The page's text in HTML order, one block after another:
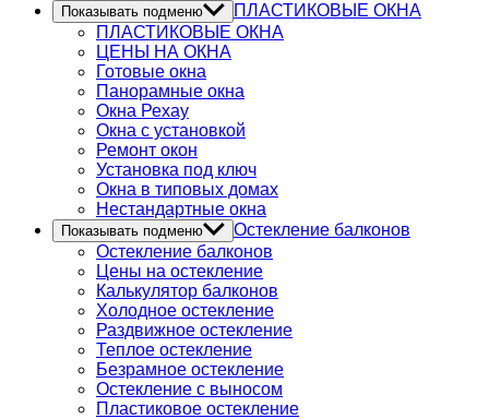
Показывать подменю
ПЛАСТИКОВЫЕ ОКНА
ПЛАСТИКОВЫЕ ОКНА
ЦЕНЫ НА ОКНА
Готовые окна
Панорамные окна
Окна Рехау
Окна с установкой
Ремонт окон
Установка под ключ
Окна в типовых домах
Нестандартные окна
Показывать подменю
Остекление балконов
Остекление балконов
Цены на остекление
Калькулятор балконов
Холодное остекление
Раздвижное остекление
Теплое остекление
Безрамное остекление
Остекление с выносом
Пластиковое остекление